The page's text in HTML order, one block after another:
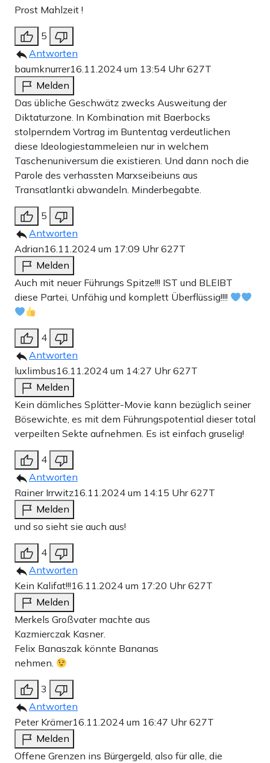
Prost Mahlzeit !
5
Antworten
baumknurrer16.11.2024 um 13:54 Uhr627T
Melden
Das übliche Geschwätz zwecks Ausweitung der
Diktaturzone. In Kombination mit Baerbocks
stolperndem Vortrag im Buntentag verdeutlichen
diese Ideologiestammeleien nur in welchem
Taschenuniversum die existieren. Und dann noch die
Parole des verhassten Marxseibeiuns aus
Transatlantki abwandeln. Minderbegabte.
5
Antworten
Adrian16.11.2024 um 17:09 Uhr627T
Melden
Auch mit neuer Führungs Spitze!!! IST und BLEIBT
diese Partei, Unfähig und komplett Überflüssig!!!!
4
Antworten
luxlimbus16.11.2024 um 14:27 Uhr627T
Melden
Kein dämliches Splätter-Movie kann bezüglich seiner
Bösewichte, es mit dem Führungspotential dieser total
verpeilten Sekte aufnehmen. Es ist einfach gruselig!
4
Antworten
Rainer Irrwitz16.11.2024 um 14:15 Uhr627T
Melden
und so sieht sie auch aus!
4
Antworten
Kein Kalifat!!!16.11.2024 um 17:20 Uhr627T
Melden
Merkels Großvater machte aus
Kazmierczak Kasner.
Felix Banaszak könnte Bananas
nehmen.
3
Antworten
Peter Krämer16.11.2024 um 16:47 Uhr627T
Melden
Offene Grenzen ins Bürgergeld, also für alle, die